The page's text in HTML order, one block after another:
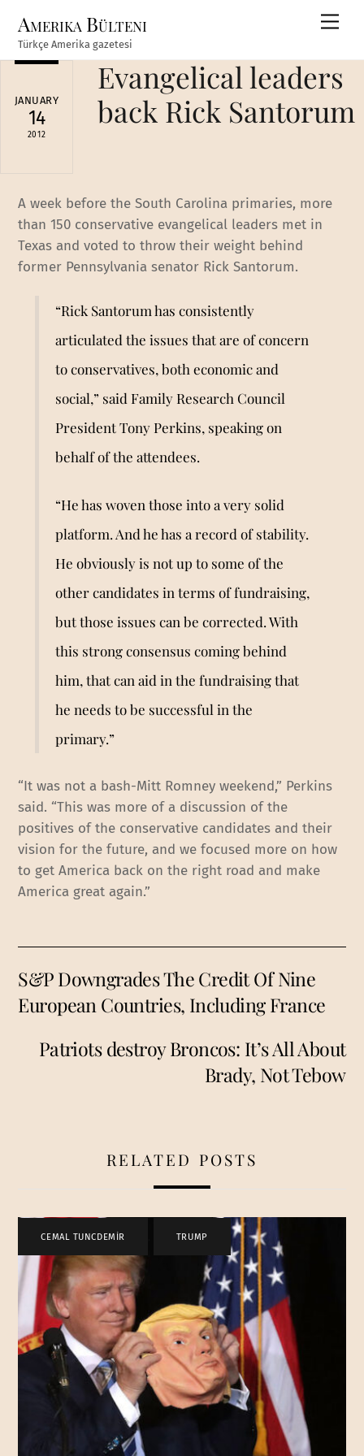
content
Amerika Bülteni
Türkçe Amerika gazetesi
JANUARY
14
2012
Evangelical leaders
back Rick Santorum
A week before the South Carolina primaries, more
than 150 conservative evangelical leaders met in
Texas and voted to throw their weight behind
former Pennsylvania senator Rick Santorum.
“Rick Santorum has consistently
articulated the issues that are of concern
to conservatives, both economic and
social,” said Family Research Council
President Tony Perkins, speaking on
behalf of the attendees.
“He has woven those into a very solid
platform. And he has a record of stability.
He obviously is not up to some of the
other candidates in terms of fundraising,
but those issues can be corrected. With
this strong consensus coming behind
him, that can aid in the fundraising that
he needs to be successful in the
primary.”
“It was not a bash-Mitt Romney weekend,” Perkins
said. “This was more of a discussion of the
positives of the conservative candidates and their
vision for the future, and we focused more on how
to get America back on the right road and make
America great again.”
S&P Downgrades The Credit Of Nine
European Countries, Including France
Patriots destroy Broncos: It’s All About
Brady, Not Tebow‎
RELATED POSTS
CEMAL TUNCDEMİR TRUMP